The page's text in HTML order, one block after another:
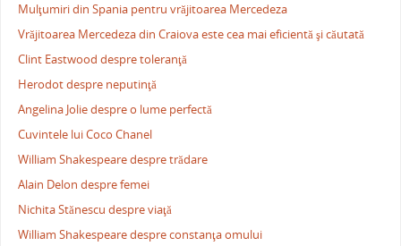
Mulţumiri din Spania pentru vrăjitoarea Mercedeza
Vrăjitoarea Mercedeza din Craiova este cea mai eficientă şi căutată
Clint Eastwood despre toleranţă
Herodot despre neputinţă
Angelina Jolie despre o lume perfectă
Cuvintele lui Coco Chanel
William Shakespeare despre trădare
Alain Delon despre femei
Nichita Stănescu despre viaţă
William Shakespeare despre constanţa omului